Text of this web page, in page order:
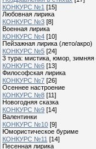
КОНКУРС №1 [15]
Любовная лирика
КОНКУРС №3 [8]
Военная лирика
КОНКУРС №4 [10]
Пейзажная лирика (лето/акро)
КОНКУРС №5 [24]
3 тура: мистика, юмор, зимняя
КОНКУРС №6 [13]
Философская лирика
КОНКУРС №7 [26]
Осеннее настроение
КОНКУРС №8 [11]
Новогодняя сказка
КОНКУРС №9 [14]
Валентинки
КОНКУРС №10 [9]
Юмористическое буриме
КОНКУРС №11 [14]
Песенная лирика